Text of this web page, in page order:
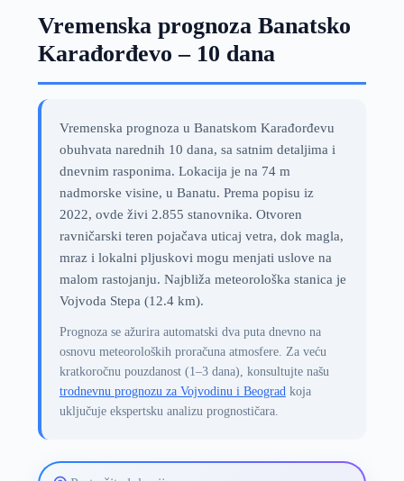
Vremenska prognoza Banatsko
Karađorđevo – 10 dana
Vremenska prognoza u Banatskom Karađorđevu
obuhvata narednih 10 dana, sa satnim detaljima i
dnevnim rasponima. Lokacija je na 74 m
nadmorske visine, u Banatu. Prema popisu iz
2022, ovde živi 2.855 stanovnika. Otvoren
ravničarski teren pojačava uticaj vetra, dok magla,
mraz i lokalni pljuskovi mogu menjati uslove na
malom rastojanju. Najbliža meteorološka stanica je
Vojvoda Stepa (12.4 km).
Prognoza se ažurira automatski dva puta dnevno na
osnovu meteoroloških proračuna atmosfere. Za veću
kratkoročnu pouzdanost (1–3 dana), konsultujte našu
trodnevnu prognozu za Vojvodinu i Beogradkoja
uključuje ekspertsku analizu prognostičara.